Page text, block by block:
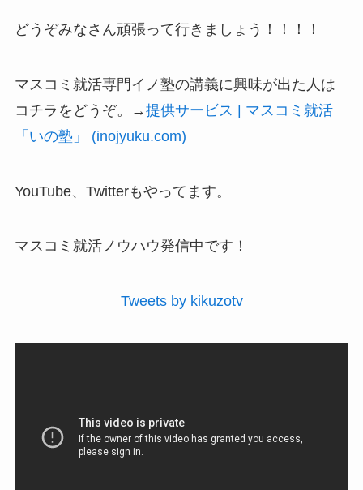
どうぞみなさん頑張って行きましょう！！！！
マスコミ就活専門イノ塾の講義に興味が出た人は
コチラをどうぞ。→提供サービス | マスコミ就活
「いの塾」 (inojyuku.com)
YouTube、Twitterもやってます。
マスコミ就活ノウハウ発信中です！
Tweets by kikuzotv